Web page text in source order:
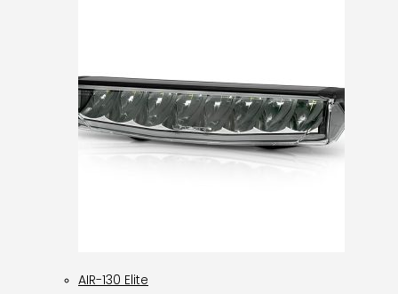
AIR-130 Elite